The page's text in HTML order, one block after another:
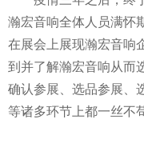
瀚宏音响全体人员满怀
在展会上展现瀚宏音响
到并了解瀚宏音响从而
确认参展、选品参展、
等诸多环节上都一丝不